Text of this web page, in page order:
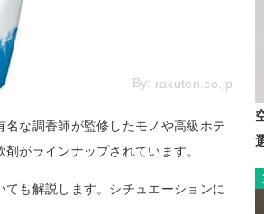
By: rakuten.co.jp
な調香師が監修したモノや高級ホテ
がラインナップされています。
も解説します。シチュエーションに